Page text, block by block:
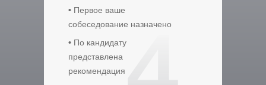
• По кандидату
представлена
рекомендация
• Первое ваше
собеседование назначено